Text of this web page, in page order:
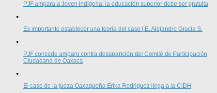
PJF ampara a Joven indígena: la educación superior debe ser gratuita
Es importante establecer una teoría del caso | E. Alejandro Gracia S.
PJF concede amparo contra desaparición del Comité de Participación
Ciudadana de Oaxaca
El caso de la jueza Oaxaqueña Erika Rodriguez llega a la CIDH